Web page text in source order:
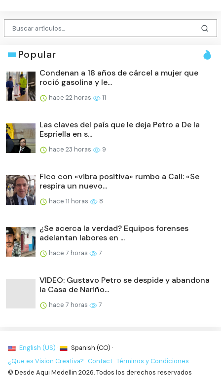
Popular
Condenan a 18 años de cárcel a mujer que
roció gasolina y le...
hace 22 horas 11
Las claves del país que le deja Petro a De la
Espriella en s...
hace 23 horas 9
Fico con «vibra positiva» rumbo a Cali: «Se
respira un nuevo...
hace 11 horas 8
¿Se acerca la verdad? Equipos forenses
adelantan labores en ...
hace 7 horas 7
VIDEO: Gustavo Petro se despide y abandona
la Casa de Nariño...
hace 7 horas 7
English (US) ·
Spanish (CO) ·
¿Que es Vision Creativa? · Contact ·Términos y Condiciones ·
© Desde Aqui Medellin 2026. Todos los derechos reservados